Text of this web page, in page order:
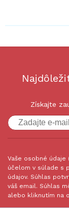
Získajte
Vaše osobné
účelom v súlade s
údajov. Súhlas
váš email. Súhlas
alebo kliknutím na